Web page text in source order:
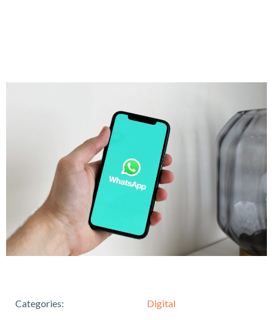
Categories: Digital